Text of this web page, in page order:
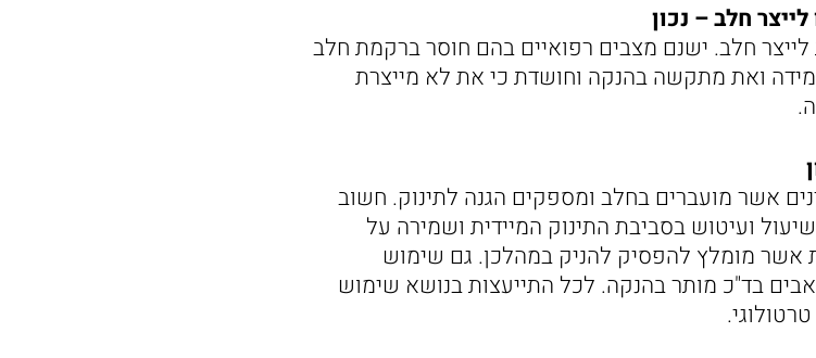
חלב – נכון
לייצר חלב. ישנם מצבים רפואיים בהם חוסר ברקמת חלב
ואת מתקשה בהנקה וחושדת כי את לא מייצרת
אשר מועברים בחלב ומספקים הגנה לתינוק. חשוב
ועיטוש בסביבת התינוק המיידית ושמירה על
אשר מומלץ להפסיק להניק במהלכן. גם שימוש
בד"כ מותר בהנקה. לכל התייעצות בנושא שימוש